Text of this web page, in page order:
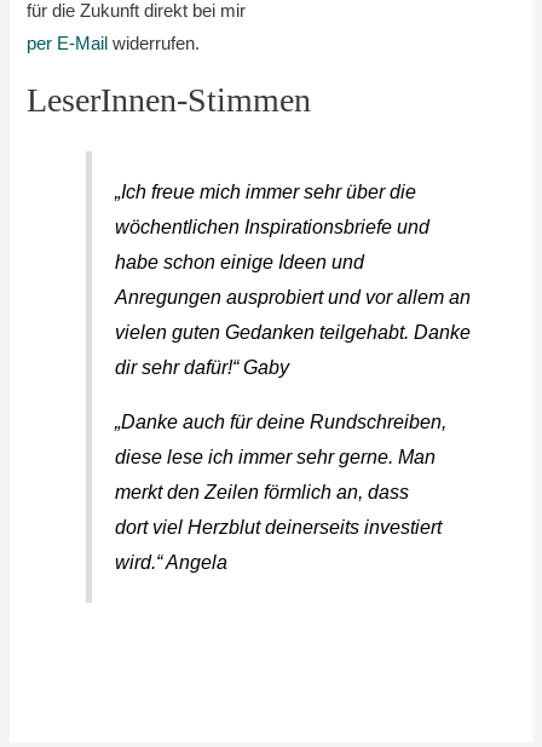
für die Zukunft direkt bei mir
per E-Mail widerrufen.
LeserInnen-Stimmen
„Ich freue mich immer sehr über die
wöchentlichen Inspirationsbriefe und
habe schon einige Ideen und
Anregungen ausprobiert und vor allem an
vielen guten Gedanken teilgehabt. Danke
dir sehr dafür!“ Gaby
„Danke auch für deine Rundschreiben,
diese lese ich immer sehr gerne. Man
merkt den Zeilen förmlich an, dass
dort viel Herzblut deinerseits investiert
wird.“ Angela